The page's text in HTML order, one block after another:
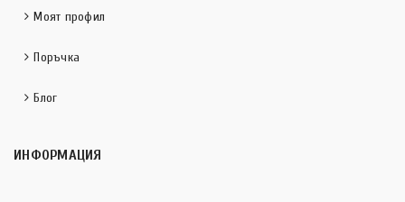
Моят профил
Поръчка
Блог
ИНФОРМАЦИЯ